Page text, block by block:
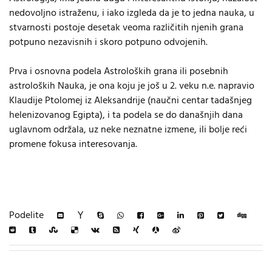
nedovoljno istraženu, i iako izgleda da je to jedna nauka, u
stvarnosti postoje desetak veoma različitih njenih grana
potpuno nezavisnih i skoro potpuno odvojenih.
Prva i osnovna podela Astroloških grana ili posebnih
astroloških Nauka, je ona koju je još u 2. veku n.e. napravio
Klaudije Ptolomej iz Aleksandrije (naučni centar tadašnjeg
helenizovanog Egipta), i ta podela se do današnjih dana
uglavnom održala, uz neke neznatne izmene, ili bolje reći
promene fokusa interesovanja.
Podelite